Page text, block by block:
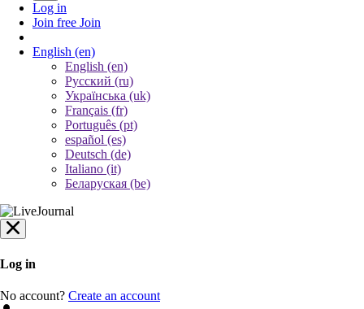
Log in
Join free Join
English (en)
English (en)
Русский (ru)
Українська (uk)
Français (fr)
Português (pt)
español (es)
Deutsch (de)
Italiano (it)
Беларуская (be)
Log in
No account? Create an account